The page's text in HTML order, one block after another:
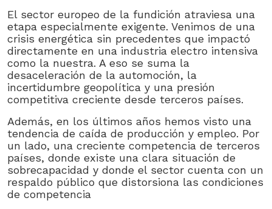
El sector europeo de la fundición atraviesa una
etapa especialmente exigente. Venimos de una
crisis energética sin precedentes que impactó
directamente en una industria electro intensiva
como la nuestra. A eso se suma la
desaceleración de la automoción, la
incertidumbre geopolítica y una presión
competitiva creciente desde terceros países.
Además, en los últimos años hemos visto una
tendencia de caída de producción y empleo. Por
un lado, una creciente competencia de terceros
países, donde existe una clara situación de
sobrecapacidad y donde el sector cuenta con un
respaldo público que distorsiona las condiciones
de competencia